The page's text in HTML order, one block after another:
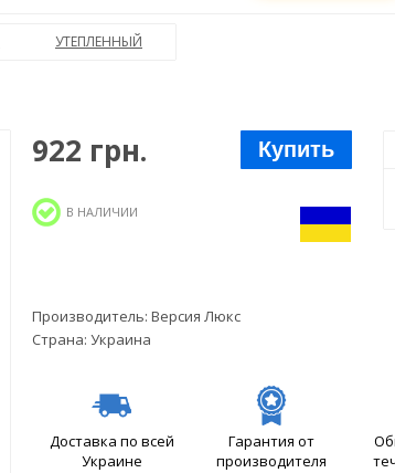
УТЕПЛЕННЫЙ
922 грн. Купить
В НАЛИЧИИ
Производитель: Версия Люкс
Страна: Украина
Доставка по всей
Украине
Гарантия от
производителя